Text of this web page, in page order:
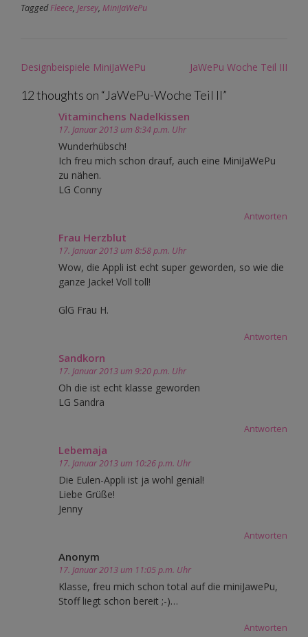
TaggedFleece, Jersey, MiniJaWePu
Post
Designbeispiele MiniJaWePu JaWePu Woche Teil III
12 thoughts on “ JaWePu-Woche Teil II”
Vitaminchens Nadelkissen
17. Januar 2013 um 8:34 p.m. Uhr
Wunderhübsch!
Ich freu mich schon drauf, auch eine MiniJaWePu
zu nähen.
LG Conny
Antworten
Frau Herzblut
17. Januar 2013 um 8:58 p.m. Uhr
Wow, die Appli ist echt super geworden, so wie die
ganze Jacke! Voll toll!
GlG Frau H.
Antworten
Sandkorn
17. Januar 2013 um 9:20 p.m. Uhr
Oh die ist echt klasse geworden
LG Sandra
Antworten
Lebemaja
17. Januar 2013 um 10:26 p.m. Uhr
Die Eulen-Appli ist ja wohl genial!
Liebe Grüße!
Jenny
Antworten
Anonym
17. Januar 2013 um 11:05 p.m. Uhr
Klasse, freu mich schon total auf die miniJawePu,
Stoff liegt schon bereit ;-)…
Antworten